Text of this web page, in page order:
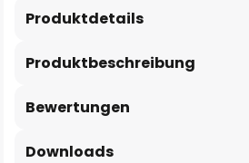
Produktbeschreibung
Produktdetails
Bewertungen
Downloads